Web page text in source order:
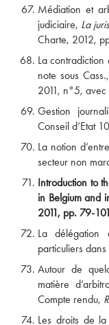
Médiation et
judiciaire, La
Charte, 2012,
La
note sous
2011, n°5, avec
Gestion
Conseil d’Etat
La notion
secteur non
Introduction to
in Belgium and
2011, pp. 79-101
La
particuliers
Autour de
matière
Compte rendu,
Les droits de